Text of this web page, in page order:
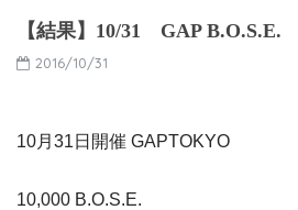
【結果】10/31 GAP B.O.S.E.
2016/10/31
10月31日開催 GAPTOKYO
10,000 B.O.S.E.